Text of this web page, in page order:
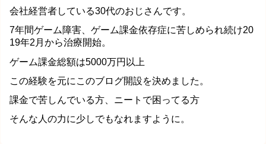
会社経営者している30代のおじさんです。
7年間ゲーム障害、ゲーム課金依存症に苦しめられ続け20
19年2月から治療開始。
ゲーム課金総額は5000万円以上
この経験を元にこのブログ開設を決めました。
課金で苦しんでいる方、ニートで困ってる方
そんな人の力に少しでもなれますように。